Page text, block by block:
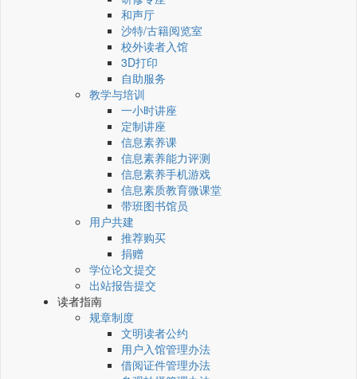
和声厅
沙特/古籍阅览室
校外读者入馆
3D打印
自助服务
教学与培训
一小时讲座
定制讲座
信息素养课
信息素养能力评测
信息素养手机游戏
信息素质教育微课堂
带班图书馆员
用户共建
推荐购买
捐赠
学位论文提交
出站报告提交
读者指南
规章制度
文明读者公约
用户入馆管理办法
借阅证件管理办法